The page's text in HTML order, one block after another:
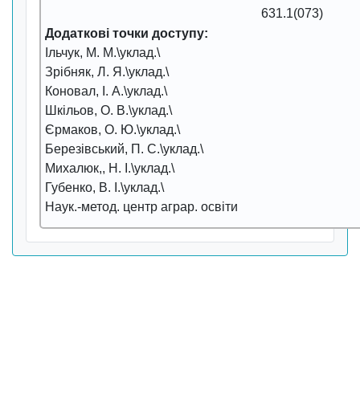
631.1(073)
Додаткові точки доступу:
Ільчук, М. М.\уклад.\
Зрібняк, Л. Я.\уклад.\
Коновал, І. А.\уклад.\
Шкільов, О. В.\уклад.\
Єрмаков, О. Ю.\уклад.\
Березівський, П. С.\уклад.\
Михалюк,, Н. І.\уклад.\
Губенко, В. І.\уклад.\
Наук.-метод. центр аграр. освiти